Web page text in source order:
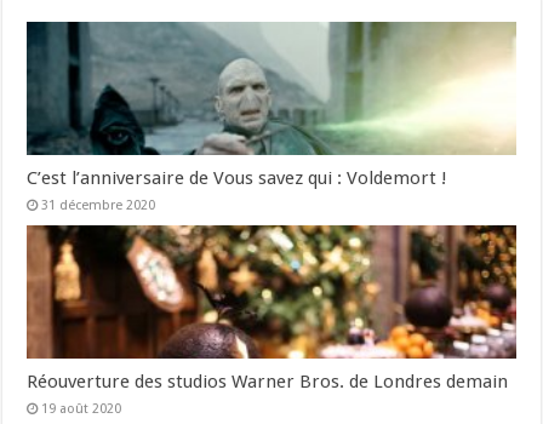
C’est l’anniversaire de Vous savez qui : Voldemort !
31 décembre 2020
Réouverture des studios Warner Bros. de Londres demain
19 août 2020